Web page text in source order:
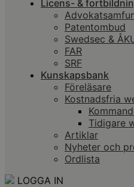
Licens- &
Patentombud
Swedsec &
FAR
SRF
Kunskapsbank
Föreläsare
Kostnadsfria
Tidigare
Artiklar
Nyheter och
Ordlista
LOGGA IN